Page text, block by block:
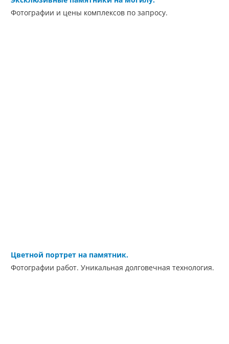
Фотографии и цены комплексов по запросу.
Цветной портрет на памятник.
Фотографии работ. Уникальная долговечная технология.